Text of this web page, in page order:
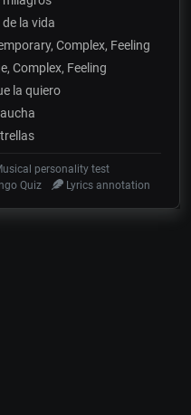
la vida
Complex, Feeling
Complex, Feeling
la quiero
personality test
Quiz Lyrics annotation